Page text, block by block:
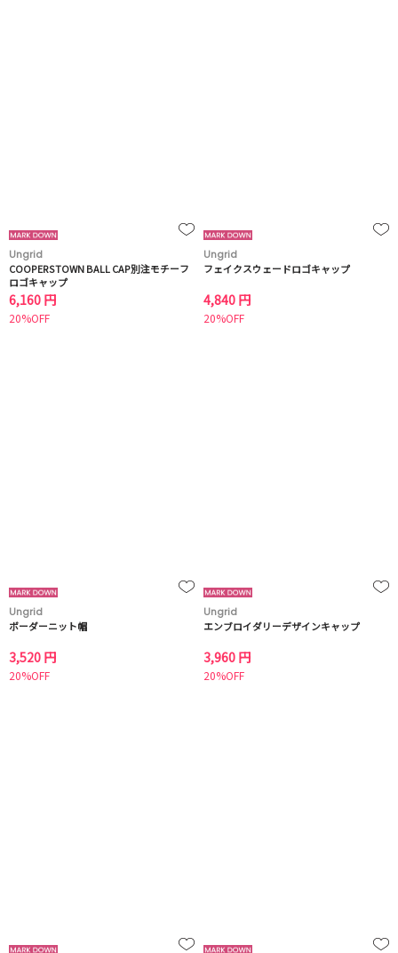
Ungrid
COOPERSTOWN BALL CAP別注モチーフ
ロゴキャップ
6,160 円
20%OFF
Ungrid
フェイクスウェードロゴキャップ
4,840 円
20%OFF
Ungrid
ボーダーニット帽
3,520 円
20%OFF
Ungrid
エンブロイダリーデザインキャップ
3,960 円
20%OFF